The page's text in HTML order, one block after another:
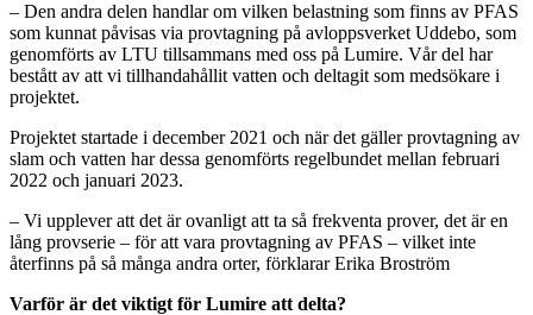
– Den andra delen handlar om vilken belastning som finns av PFAS
som kunnat påvisas via provtagning på avloppsverket Uddebo, som
genomförts av LTU tillsammans med oss på Lumire. Vår del har
bestått av att vi tillhandahållit vatten och deltagit som medsökare i
projektet.
Projektet startade i december 2021 och när det gäller provtagning av
slam och vatten har dessa genomförts regelbundet mellan februari
2022 och januari 2023.
– Vi upplever att det är ovanligt att ta så frekventa prover, det är en
lång provserie – för att vara provtagning av PFAS – vilket inte
återfinns på så många andra orter, förklarar Erika Broström
Varför är det viktigt för Lumire att delta?